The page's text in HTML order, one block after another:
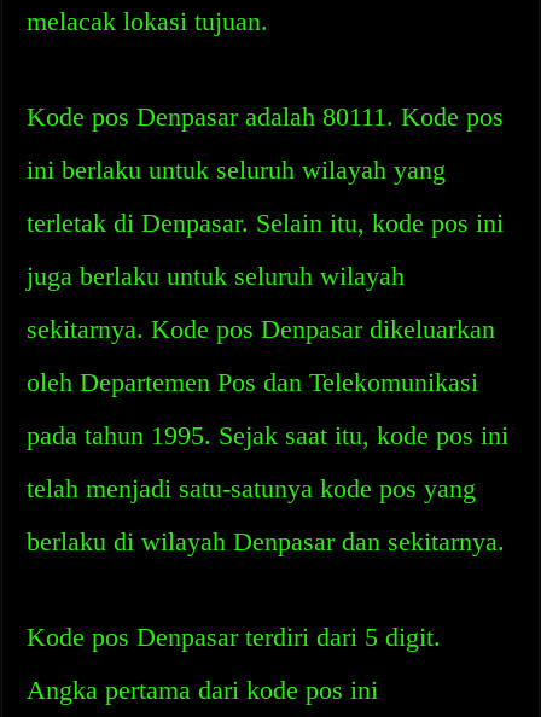
melacak lokasi tujuan.
Kode pos Denpasar adalah 80111. Kode pos
ini berlaku untuk seluruh wilayah yang
terletak di Denpasar. Selain itu, kode pos ini
juga berlaku untuk seluruh wilayah
sekitarnya. Kode pos Denpasar dikeluarkan
oleh Departemen Pos dan Telekomunikasi
pada tahun 1995. Sejak saat itu, kode pos ini
telah menjadi satu-satunya kode pos yang
berlaku di wilayah Denpasar dan sekitarnya.
Kode pos Denpasar terdiri dari 5 digit.
Angka pertama dari kode pos ini